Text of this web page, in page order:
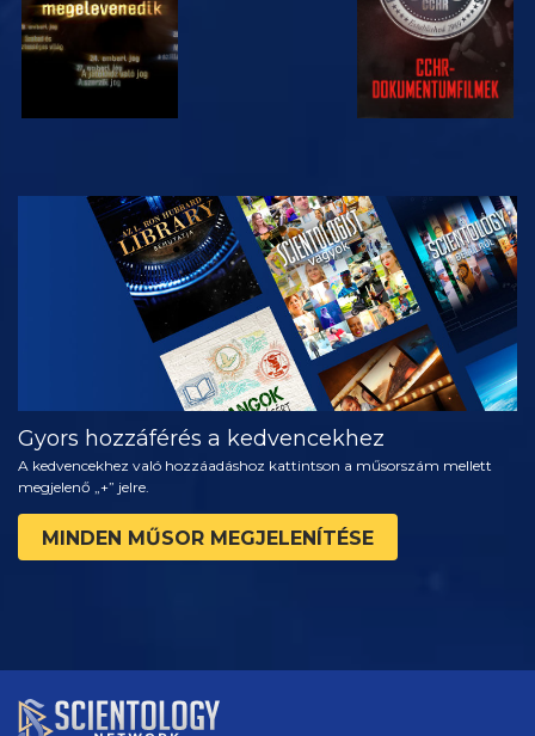
MŰSORNÉZÉS
A SOROZAT
RÉSZEI
Gyors hozzáférés a kedvencekhez
A kedvencekhez való hozzáadáshoz kattintson a műsorszám mellett
megjelenő „+” jelre.
MINDEN MŰSOR MEGJELENÍTÉSE